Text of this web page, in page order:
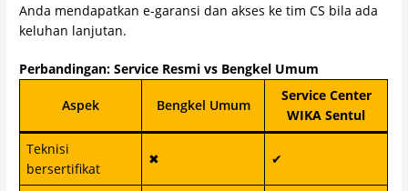
Anda mendapatkan e-garansi dan akses ke tim CS bila ada
keluhan lanjutan.
Perbandingan: Service Resmi vs Bengkel Umum
Aspek Bengkel Umum
Service Center
WIKA Sentul
Teknisi
bersertifikat
✖ ✔